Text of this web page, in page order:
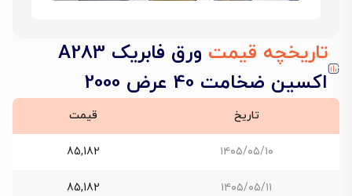
تاریخچه قیمت
ورق فابریک A283
اکسین ضخامت 40 عرض 2000
تاریخ قیمت
۱۴۰۵/۰۵/۱۰ 85,182
۱۴۰۵/۰۵/۱۱ 85,182